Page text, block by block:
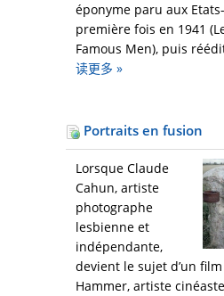
éponyme paru aux
première fois en 1941
Famous Men), puis
读更多 »
Portraits en fusion
Lorsque Claude
Cahun, artiste
photographe
lesbienne et
indépendante,
devient le sujet d’un
Hammer, artiste